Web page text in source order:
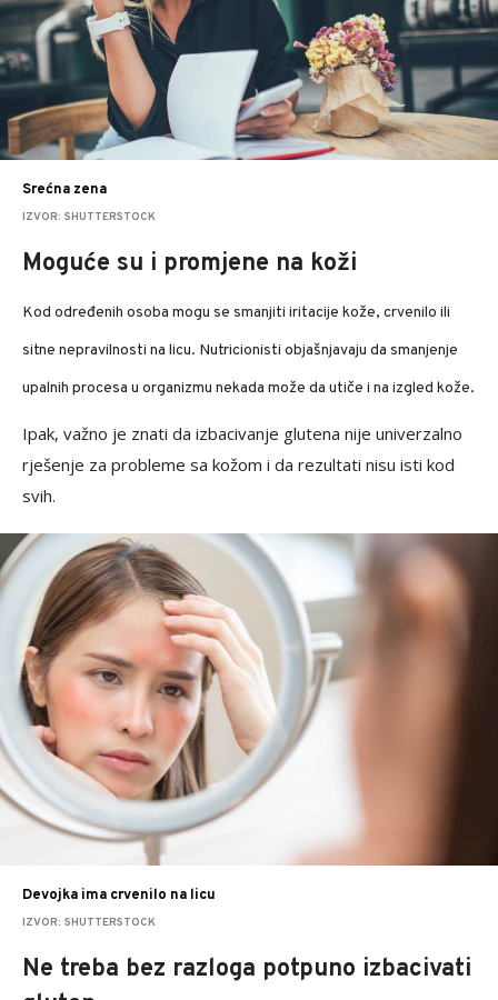
Srećna zena
IZVOR: SHUTTERSTOCK
Moguće su i promjene na koži
Kod određenih osoba mogu se smanjiti iritacije kože, crvenilo ili
sitne nepravilnosti na licu. Nutricionisti objašnjavaju da smanjenje
upalnih procesa u organizmu nekada može da utiče i na izgled kože.
Ipak, važno je znati da izbacivanje glutena nije univerzalno
rješenje za probleme sa kožom i da rezultati nisu isti kod
svih.
Devojka ima crvenilo na licu
IZVOR: SHUTTERSTOCK
Ne treba bez razloga potpuno izbacivati